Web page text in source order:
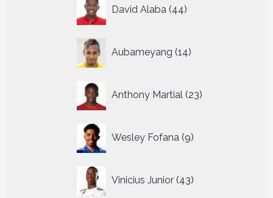
David Alaba 44
producten
Aubameyang 14
producten
Anthony Martial 23
producten
Wesley Fofana 9
producten
Vinicius Junior 43
producten